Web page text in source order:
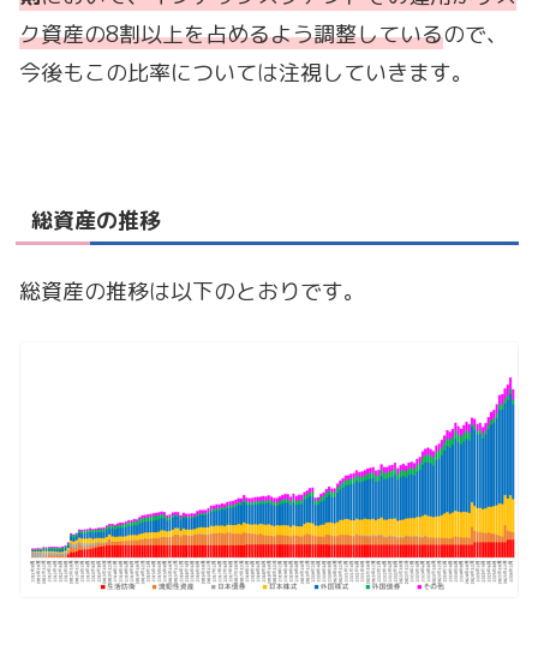
ク資産の8割以上を占めるよう調整しているので、
今後もこの比率については注視していきます。
総資産の推移
総資産の推移は以下のとおりです。